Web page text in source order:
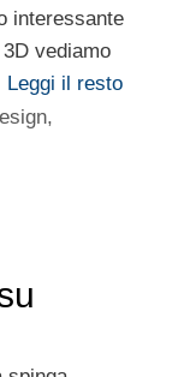
interessante
vediamo
Leggi il resto
,